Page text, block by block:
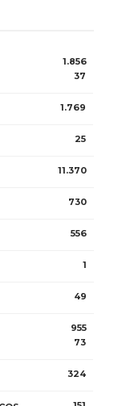
1.856
37
1.769
25
11.370
730
556
1
49
955
73
324